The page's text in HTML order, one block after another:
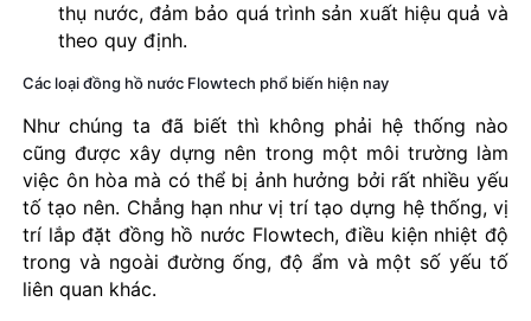
thụ nước, đảm bảo quá trình sản xuất hiệu quả và
theo quy định.
Các loại đồng hồ nước Flowtech phổ biến hiện nay
Như chúng ta đã biết thì không phải hệ thống nào
cũng được xây dựng nên trong một môi trường làm
việc ôn hòa mà có thể bị ảnh hưởng bởi rất nhiều yếu
tố tạo nên. Chẳng hạn như vị trí tạo dựng hệ thống, vị
trí lắp đặt đồng hồ nước Flowtech, điều kiện nhiệt độ
trong và ngoài đường ống, độ ẩm và một số yếu tố
liên quan khác.